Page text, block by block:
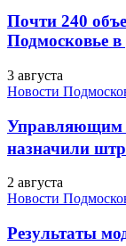
Почти 240
Подмосковье
3 августа
Новости
Управляющим
назначили
2 августа
Новости
Результаты